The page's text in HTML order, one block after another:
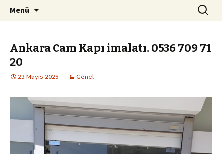
Menü Arama:
Ankara Cam Kapı imalatı. 0536 709 71
20
23 Mayıs 2026 Genel